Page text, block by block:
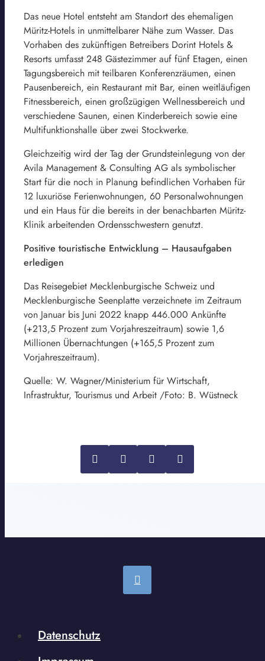
Das neue Hotel entsteht am Standort des ehemaligen
Müritz-Hotels in unmittelbarer Nähe zum Wasser. Das
Vorhaben des zukünftigen Betreibers Dorint Hotels &
Resorts umfasst 248 Gästezimmer auf fünf Etagen, einen
Tagungsbereich mit teilbaren Konferenzräumen, einen
Pausenbereich, ein Restaurant mit Bar, einen weitläufigen
Fitnessbereich, einen großzügigen Wellnessbereich und
verschiedene Saunen, einen Kinderbereich sowie eine
Multifunktionshalle über zwei Stockwerke.
Gleichzeitig wird der Tag der Grundsteinlegung von der
Avila Management & Consulting AG als symbolischer
Start für die noch in Planung befindlichen Vorhaben für
12 luxuriöse Ferienwohnungen, 60 Personalwohnungen
und ein Haus für die bereits in der benachbarten Müritz-
Klinik arbeitenden Ordensschwestern genutzt.
Positive touristische Entwicklung – Hausaufgaben
erledigen
Das Reisegebiet Mecklenburgische Schweiz und
Mecklenburgische Seenplatte verzeichnete im Zeitraum
von Januar bis Juni 2022 knapp 446.000 Ankünfte
(+213,5 Prozent zum Vorjahreszeitraum) sowie 1,6
Millionen Übernachtungen (+165,5 Prozent zum
Vorjahreszeitraum).
Quelle: W. Wagner/Ministerium für Wirtschaft,
Infrastruktur, Tourismus und Arbeit /Foto: B. Wüstneck
Datenschutz